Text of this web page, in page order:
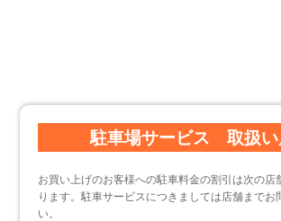
駐車場サービス 取扱
お買い上げのお客様への駐車料金の割引は次の店
ります。駐車サービスにつきましては店舗までお
い。